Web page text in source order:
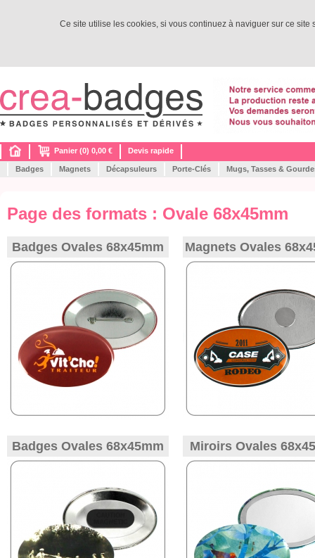
Ce site utilise les cookies, si vous continuez à naviguer sur ce
Panier (0) 0,00 € Devis rapide
Badges Magnets Décapsuleurs Porte-Clés Mugs, Tasses &
Page des formats : Ovale 68x45mm
Badges Ovales 68x45mm Magnets Ovales
Badges Ovales 68x45mm
Rectangle
Miroirs Ovales